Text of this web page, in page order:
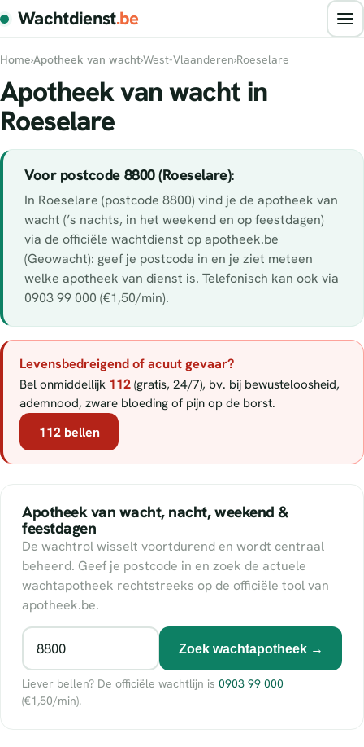
Wachtdienst.be
Home›Apotheek van wacht›West-Vlaanderen›Roeselare
Apotheek van wacht in
Roeselare
Voor postcode 8800 (Roeselare):
In Roeselare (postcode 8800) vind je de apotheek van
wacht (’s nachts, in het weekend en op feestdagen)
via de officiële wachtdienst op apotheek.be
(Geowacht): geef je postcode in en je ziet meteen
welke apotheek van dienst is. Telefonisch kan ook via
0903 99 000 (€1,50/min).
Levensbedreigend of acuut gevaar?
Bel onmiddellijk 112 (gratis, 24/7), bv. bij bewusteloosheid,
ademnood, zware bloeding of pijn op de borst.
112 bellen
Apotheek van wacht, nacht, weekend &
feestdagen
De wachtrol wisselt voortdurend en wordt centraal
beheerd. Geef je postcode in en zoek de actuele
wachtapotheek rechtstreeks op de officiële tool van
apotheek.be.
Zoek wachtapotheek →
Liever bellen? De officiële wachtlijn is 0903 99 000
(€1,50/min).